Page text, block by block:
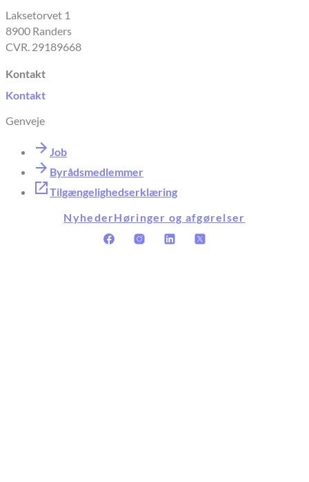
Laksetorvet 1
8900 Randers
CVR. 29189668
Kontakt
Kontakt
Genveje
Job
Byrådsmedlemmer
Tilgængelighedserklæring
NyhederHøringer og afgørelser